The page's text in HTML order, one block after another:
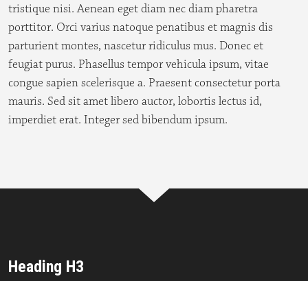
tristique nisi. Aenean eget diam nec diam pharetra
porttitor. Orci varius natoque penatibus et magnis dis
parturient montes, nascetur ridiculus mus. Donec et
feugiat purus. Phasellus tempor vehicula ipsum, vitae
congue sapien scelerisque a. Praesent consectetur porta
mauris. Sed sit amet libero auctor, lobortis lectus id,
imperdiet erat. Integer sed bibendum ipsum.
Heading H3